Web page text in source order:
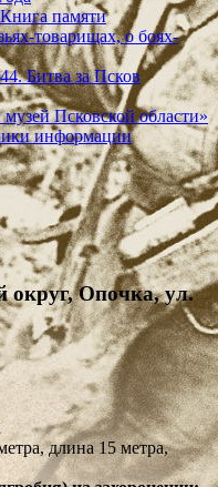
памяти
товарищах, о боях-
Битва за Псков
Псковской области»
информации
Опочка, ул.
длина 15 метра,